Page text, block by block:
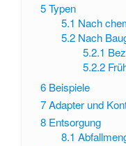
5Typen
5.1 Nach
5.2 Nach
5.2.1
5.2.2
6 Beispiele
7Adapter und
8 Entsorgung
8.1